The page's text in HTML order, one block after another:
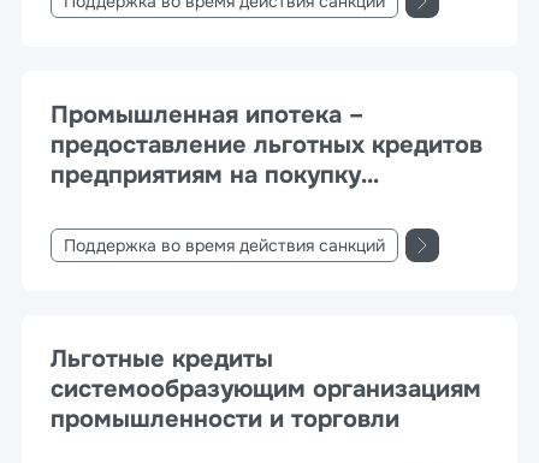
Промышленная ипотека –
предоставление льготных кредитов
предприятиям на покупку
промышленного девелопера
Поддержка во время действия санкций
Льготные кредиты
системообразующим организациям
промышленности и торговли